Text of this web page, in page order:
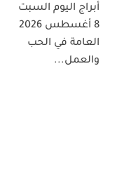
أبراج اليوم السبت
8 أغسطس 2026
العامة في الحب
والعمل...